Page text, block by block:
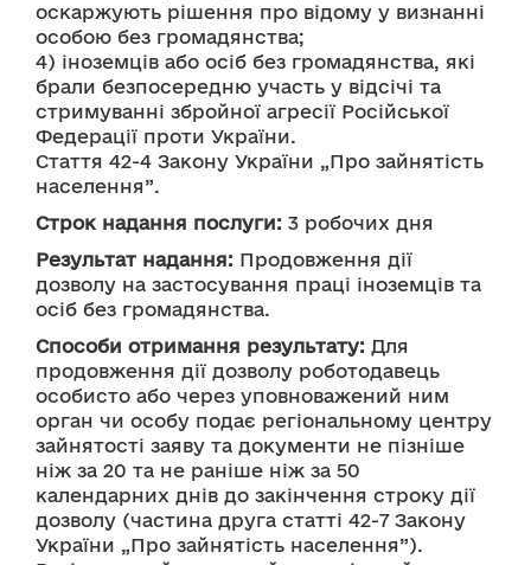
оскаржують рішення про відому у визнанні
особою без громадянства;
4) іноземців або осіб без громадянства, які
брали безпосередню участь у відсічі та
стримуванні збройної агресії Російської
Федерації проти України.
Стаття 42-4 Закону України „Про зайнятість
населення”.
Строк надання послуги: 3 робочих дня
Результат надання: Продовження дії
дозволу на застосування праці іноземців та
осіб без громадянства.
Способи отримання результату: Для
продовження дії дозволу роботодавець
особисто або через уповноважений ним
орган чи особу подає регіональному центру
зайнятості заяву та документи не пізніше
ніж за 20 та не раніше ніж за 50
календарних днів до закінчення строку дії
дозволу (частина друга статті 42-7 Закону
України „Про зайнятість населення”).